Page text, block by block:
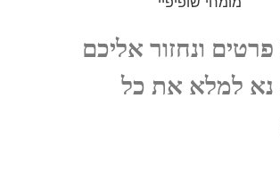
ונחזור אליכם
נא למלא את כל